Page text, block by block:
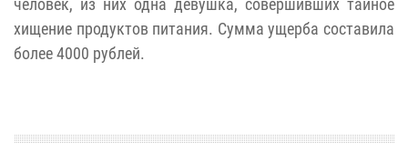
человек, из них одна девушка, совершивших тайное
хищение продуктов питания. Сумма ущерба составила
более 4000 рублей.